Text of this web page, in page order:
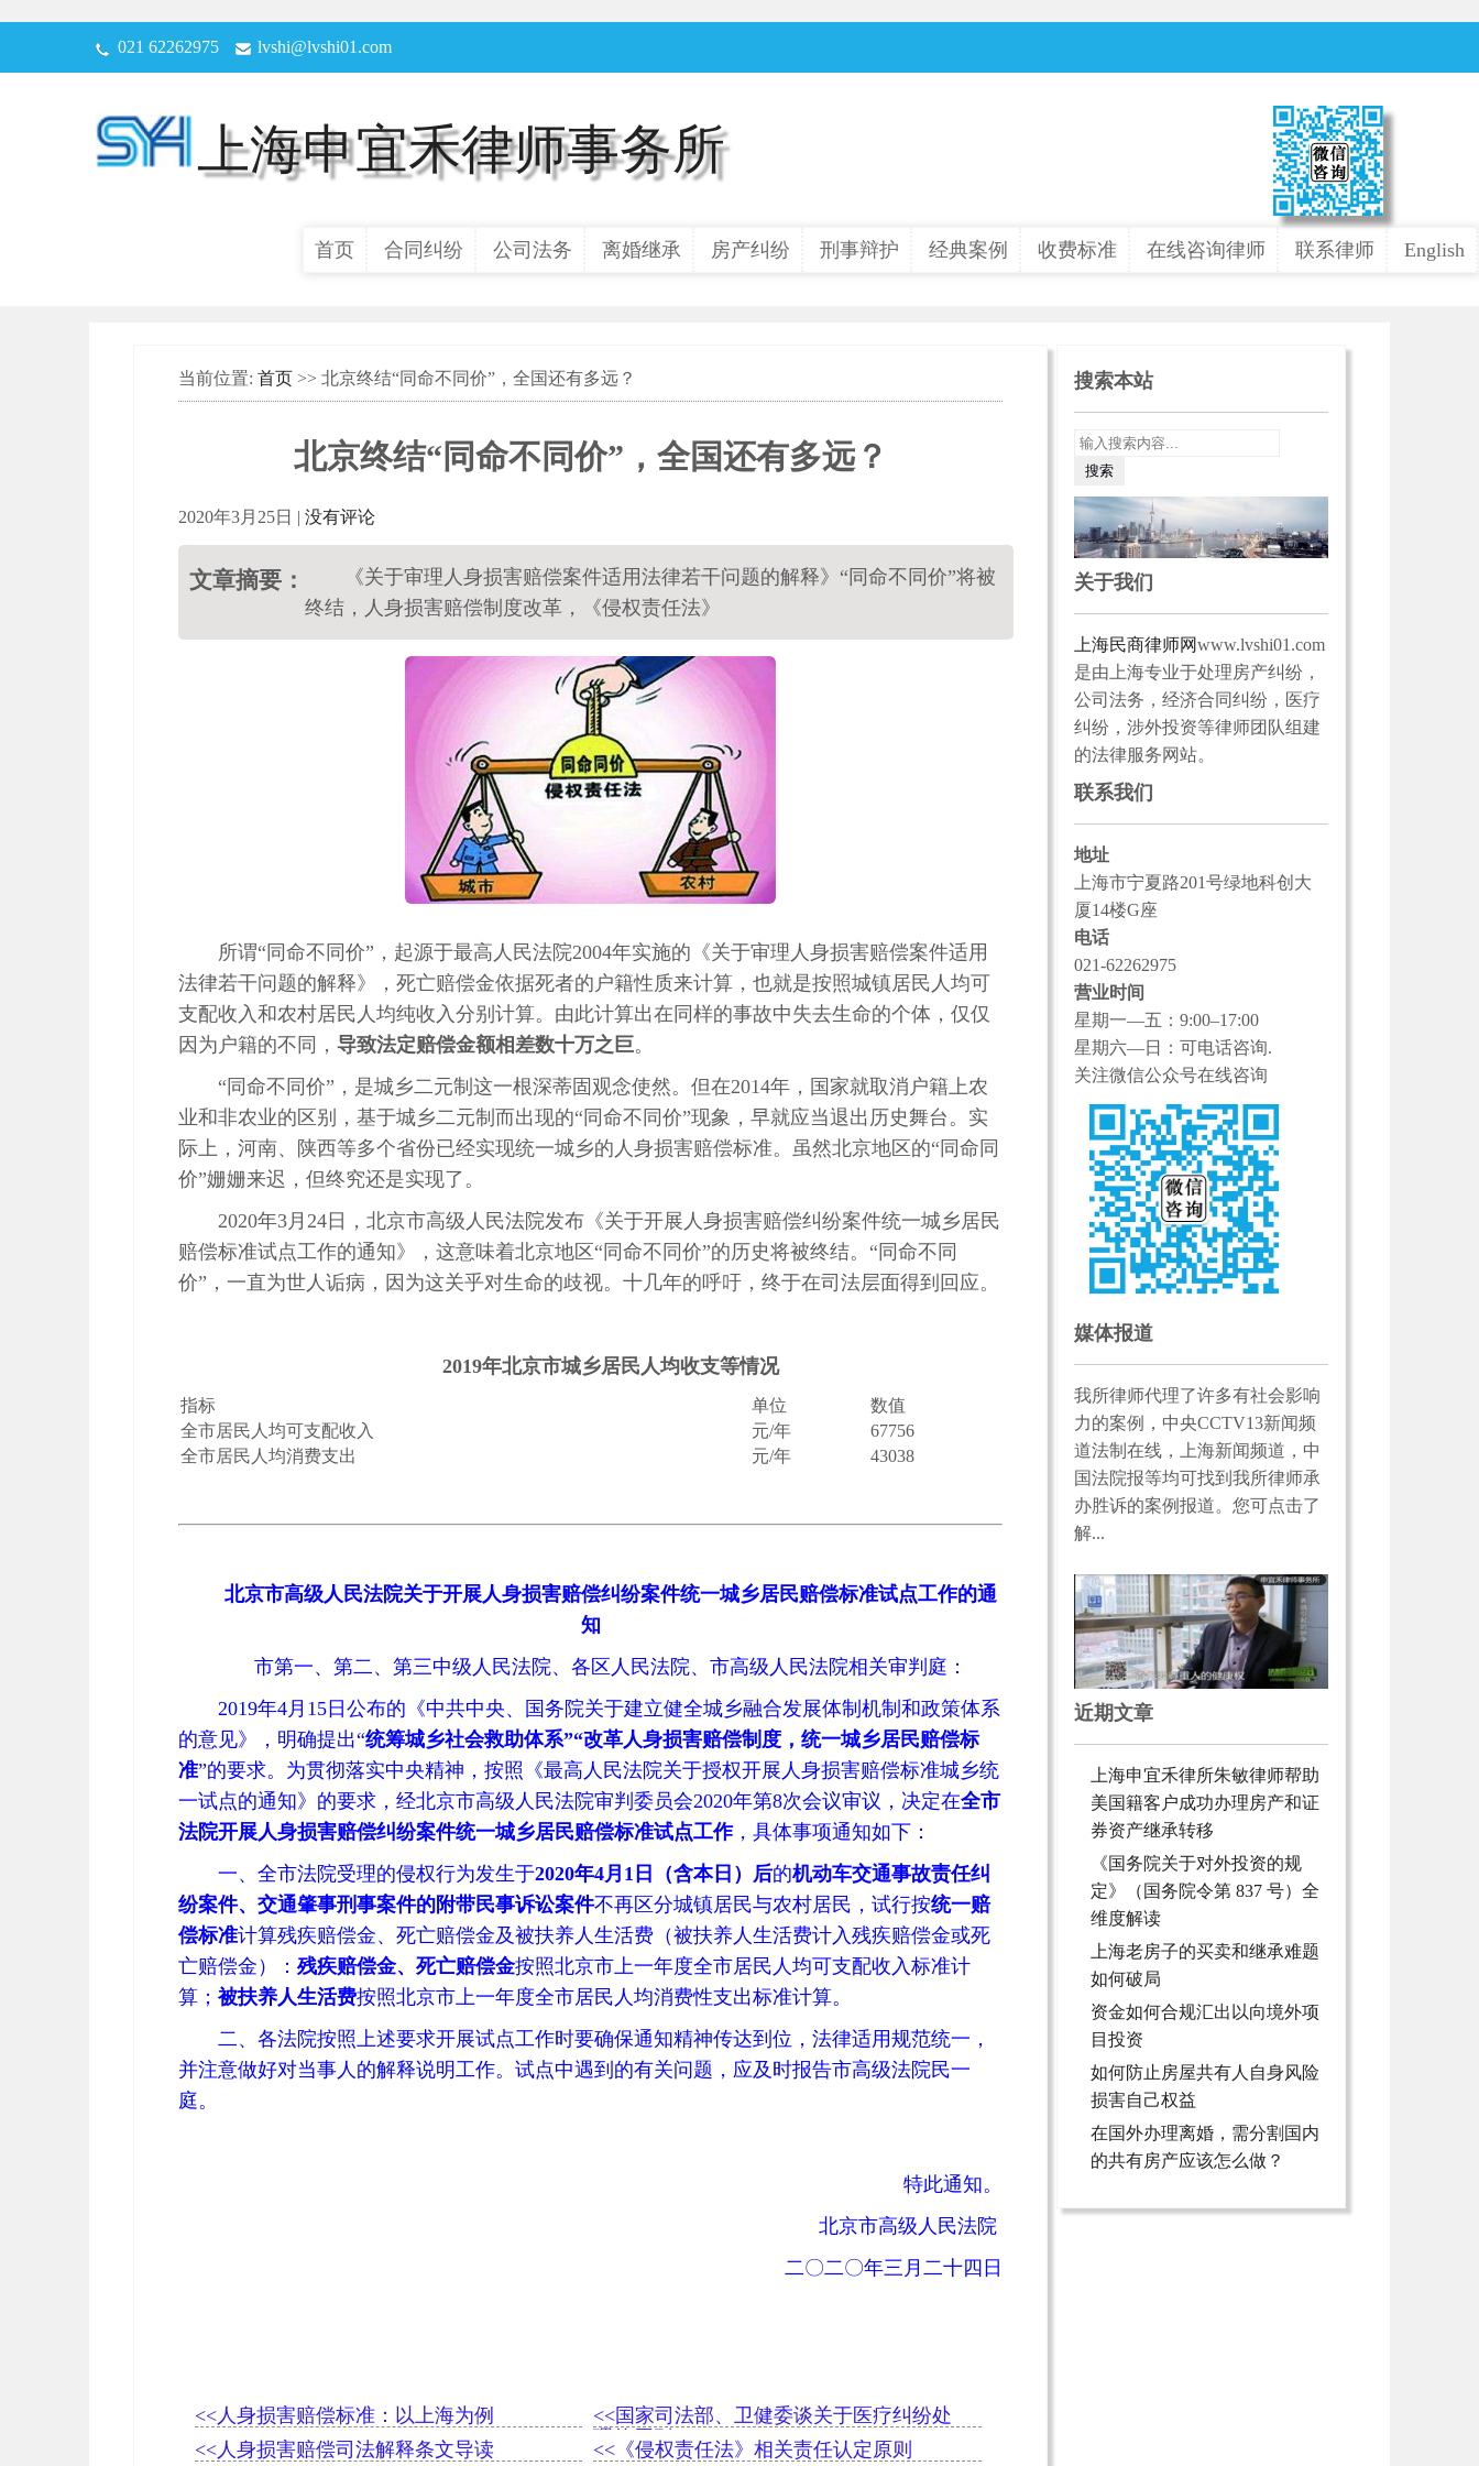
021 62262975 lvshi@lvshi01.com
上海申宜禾律师事务所
首页 合同纠纷 公司法务 离婚继承 房产纠纷 刑事辩护 经典案例 收费标准 在线咨询律师 联系律师 English
当前位置: 首页 >> 北京终结“同命不同价”，全国还有多远？
北京终结“同命不同价”，全国还有多远？
2020年3月25日 | 没有评论
文章摘要：
《关于审理人身损害赔偿案件适用法律若干问题的解释》“同命不同价”将被
终结，人身损害赔偿制度改革，《侵权责任法》
所谓“同命不同价”，起源于最高人民法院2004年实施的《关于审理人身损害赔偿案件适用
法律若干问题的解释》，死亡赔偿金依据死者的户籍性质来计算，也就是按照城镇居民人均可
支配收入和农村居民人均纯收入分别计算。由此计算出在同样的事故中失去生命的个体，仅仅
因为户籍的不同， 导致法定赔偿金额相差数十万之巨。
“同命不同价”，是城乡二元制这一根深蒂固观念使然。但在2014年，国家就取消户籍上农
业和非农业的区别，基于城乡二元制而出现的“同命不同价”现象，早就应当退出历史舞台。实
际上，河南、陕西等多个省份已经实现统一城乡的人身损害赔偿标准。虽然北京地区的“同命同
价”姗姗来迟，但终究还是实现了。
2020年3月24日，北京市高级人民法院发布《关于开展人身损害赔偿纠纷案件统一城乡居民
赔偿标准试点工作的通知》，这意味着北京地区“同命不同价”的历史将被终结。“同命不同
价”，一直为世人诟病，因为这关乎对生命的歧视。十几年的呼吁，终于在司法层面得到回应。
2019年北京市城乡居民人均收支等情况
指标 单位
数值
全市居民人均可支配收入
元/年
67756
全市居民人均消费支出
元/年 43038
北京市高级人民法院关于开展人身损害赔偿纠纷案件统一城乡居民赔偿标准试点工作的通
知
市第一、第二、第三中级人民法院、各区人民法院、市高级人民法院相关审判庭：
2019年4月15日公布的《中共中央、国务院关于建立健全城乡融合发展体制机制和政策体系
的意见》，明确提出“统筹城乡社会救助体系”“改革人身损害赔偿制度，统一城乡居民赔偿标
准”的要求。为贯彻落实中央精神，按照《最高人民法院关于授权开展人身损害赔偿标准城乡统
一试点的通知》的要求，经北京市高级人民法院审判委员会2020年第8次会议审议，决定在全市
法院开展人身损害赔偿纠纷案件统一城乡居民赔偿标准试点工作，具体事项通知如下：
一、全市法院受理的侵权行为发生于2020年4月 1 日（含本日）后的机动车交通事故责任纠
纷案件、交通肇事刑事案件的附带民事诉讼案件不再区分城镇居民与农村居民，试行按统一赔
偿标准计算残疾赔偿金、死亡赔偿金及被扶养人生活费（被扶养人生活费计入残疾赔偿金或死
亡赔偿金）： 残疾赔偿金、死亡赔偿金按照北京市上一年度全市居民人均可支配收入标准计
算；被扶养人生活费按照北京市上一年度全市居民人均消费性支出标准计算。
二、各法院按照上述要求开展试点工作时要确保通知精神传达到位，法律适用规范统一，
并注意做好对当事人的解释说明工作。试点中遇到的有关问题，应及时报告市高级法院民一
庭。
特此通知。
北京市高级人民法院
二〇二〇年三月二十四日
<<人身损害赔偿标准：以上海为例
<<国家司法部、卫健委谈关于医疗纠纷处
理的原则
<<人身损害赔偿司法解释条文导读 <<《侵权责任法》相关责任认定原则
搜索本站
关于我们
上海民商律师网www.lvshi01.com
是由上海专业于处理房产纠纷，
公司法务，经济合同纠纷，医疗
纠纷，涉外投资等律师团队组建
的法律服务网站。
联系我们
地址
上海市宁夏路201号绿地科创大
厦14楼G座
电话
021-62262975
营业时间
星期一—五：9:00–17:00
星期六—日：可电话咨询.
关注微信公众号在线咨询
媒体报道
我所律师代理了许多有社会影响
力的案例，中央CCTV13新闻频
道法制在线，上海新闻频道，中
国法院报等均可找到我所律师承
办胜诉的案例报道。您可点击了
解...
近期文章
上海申宜禾律所朱敏律师帮助
美国籍客户成功办理房产和证
券资产继承转移
《国务院关于对外投资的规
定》（国务院令第 837 号）全
维度解读
上海老房子的买卖和继承难题
如何破局
资金如何合规汇出以向境外项
目投资
如何防止房屋共有人自身风险
损害自己权益
在国外办理离婚，需分割国内
的共有房产应该怎么做？